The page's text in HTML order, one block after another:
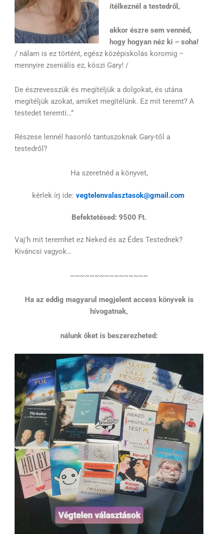
ítélkeznél a testedről,
akkor észre sem vennéd,
hogy hogyan néz ki – soha!
/ nálam is ez történt, egész középiskolás koromig –
mennyire zseniális ez, köszi Gary! /
De észrevesszük és megítéljük a dolgokat, és utána
megítéljük azokat, amiket megítélünk. Ez mit teremt? A
testedet teremti…”
Részese lennél hasonló tantuszoknak Gary-től a
testedről?
Ha szeretnéd a könyvet,
kérlek írj ide: vegtelenvalasztasok@gmail.com
Befektetésed: 9500 Ft.
Vaj’h mit teremhet ez Neked és az Édes Testednek?
Kiváncsi vagyok…
~~~~~~~~~~~~~~~~
Ha az eddig magyarul megjelent access könyvek is
hívogatnak,
nálunk őket is beszerezheted: